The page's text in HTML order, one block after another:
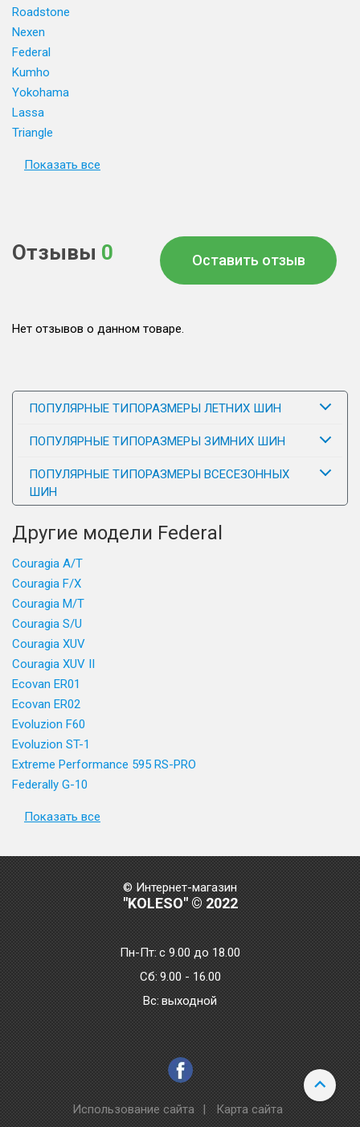
Roadstone
Nexen
Federal
Kumho
Yokohama
Lassa
Triangle
Показать все
Отзывы 0 Оставить отзыв
Нет отзывов о данном товаре.
ПОПУЛЯРНЫЕ ТИПОРАЗМЕРЫ ЛЕТНИХ ШИН
ПОПУЛЯРНЫЕ ТИПОРАЗМЕРЫ ЗИМНИХ ШИН
ПОПУЛЯРНЫЕ ТИПОРАЗМЕРЫ ВСЕСЕЗОННЫХ
ШИН
Другие модели Federal
Couragia A/T
Couragia F/X
Couragia M/T
Couragia S/U
Couragia XUV
Couragia XUV II
Ecovan ER01
Ecovan ER02
Evoluzion F60
Evoluzion ST-1
Extreme Performance 595 RS-PRO
Federally G-10
Показать все
© Интернет-магазин
"KOLESO" © 2022
Пн-Пт:с 9.00 до 18.00
Сб: 9.00 - 16.00
Bc: выходной
Использование сайта | Карта сайта